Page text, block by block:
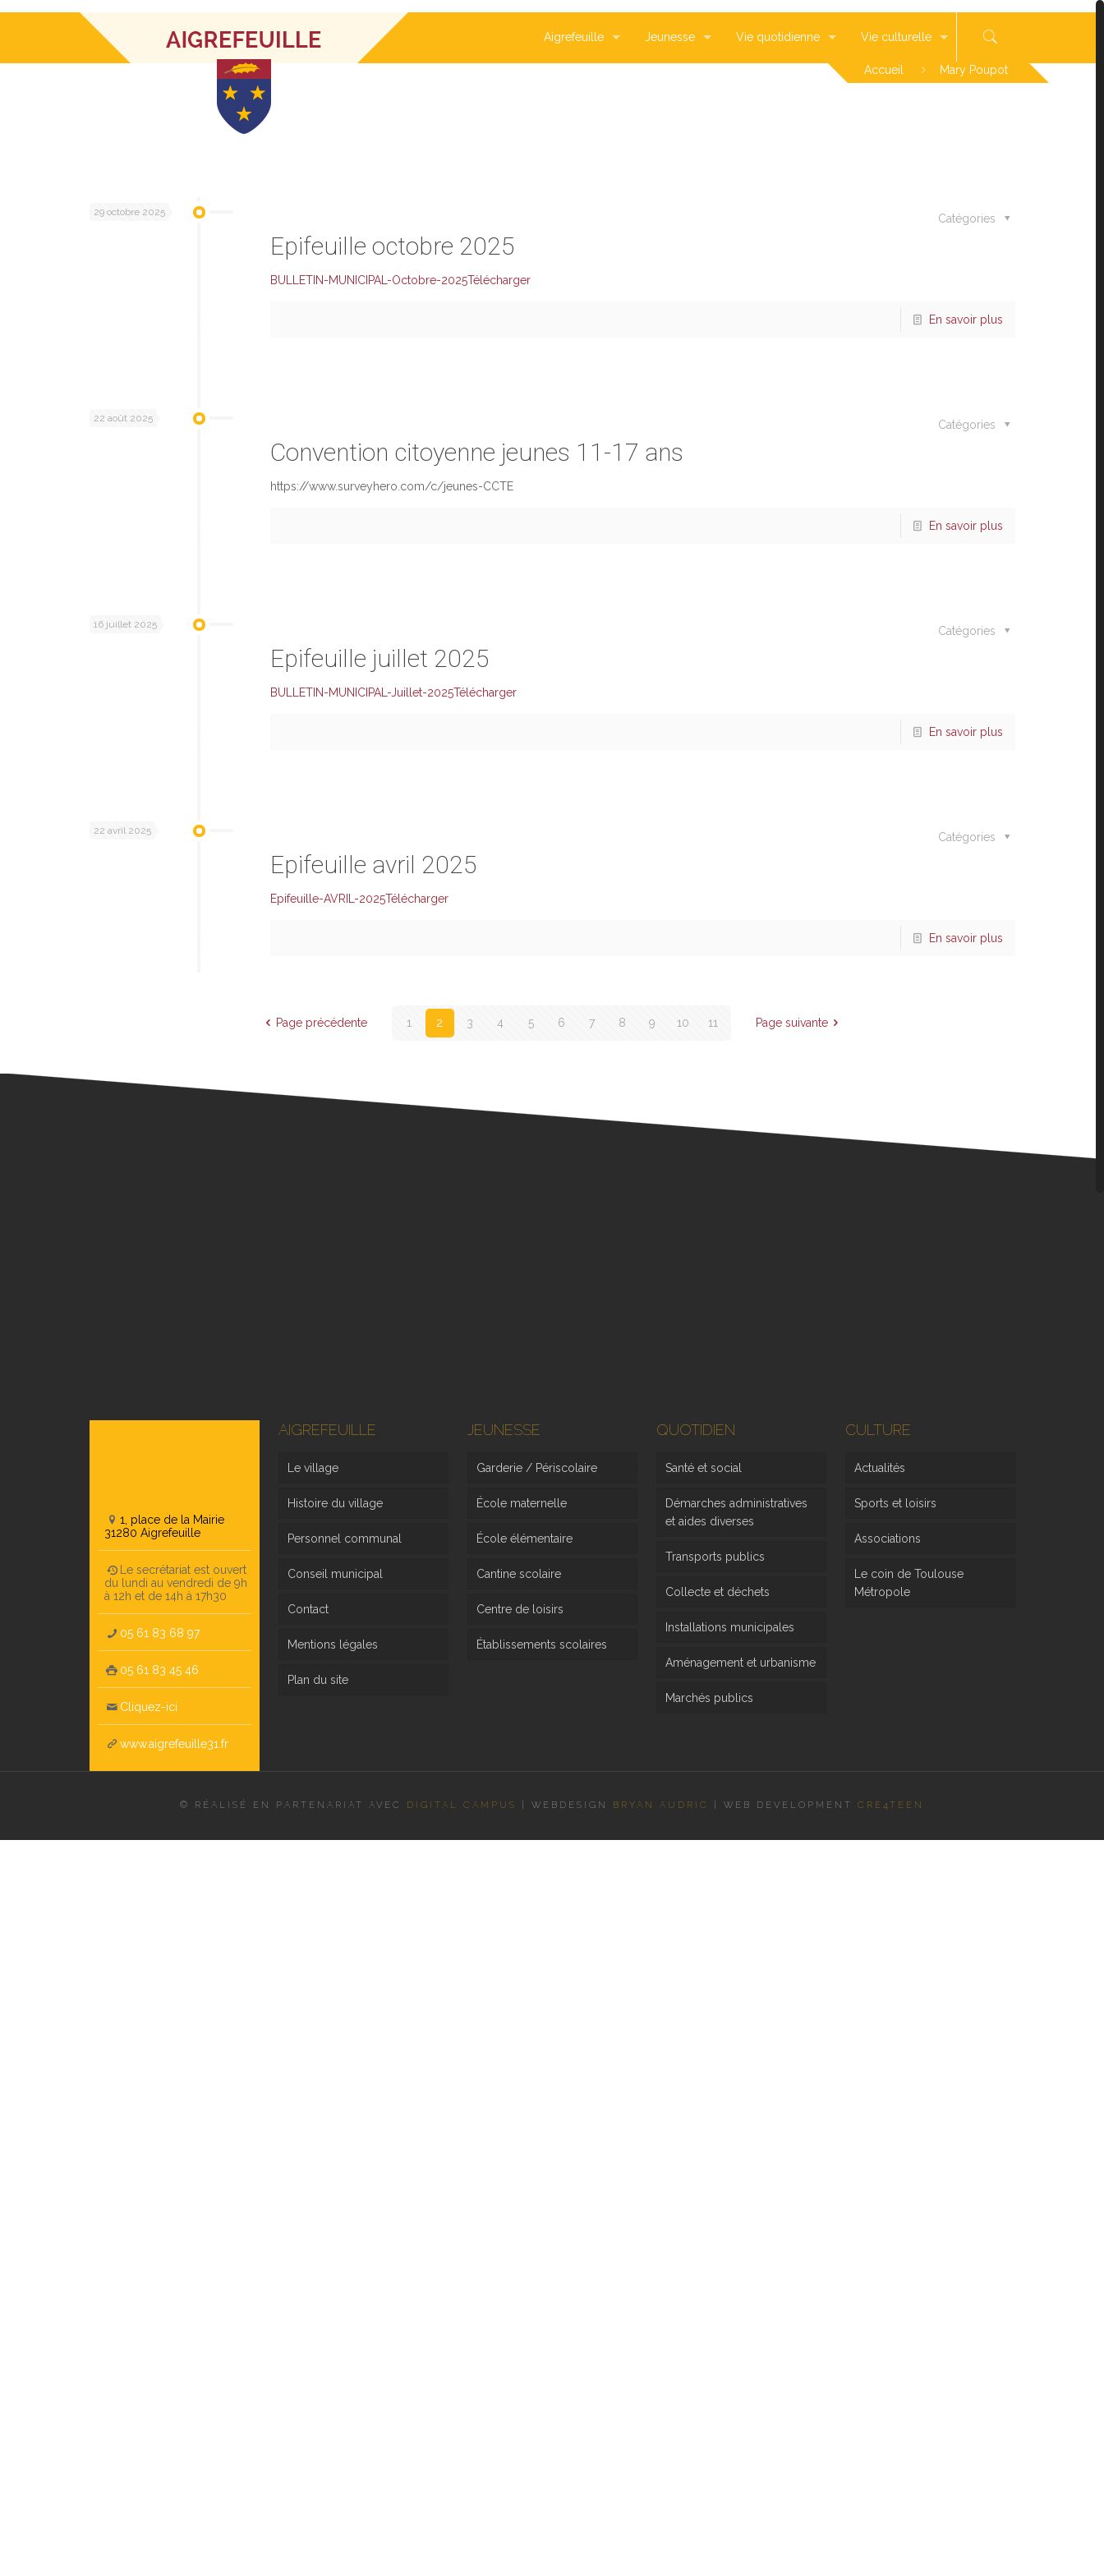
Aigrefeuille Jeunesse Vie quotidienne Vie culturelle
MARY POUPOT Accueil Mary Poupot
29 octobre 2025 Catégories
Epifeuille octobre 2025
BULLETIN-MUNICIPAL-Octobre-2025Télécharger
En savoir plus
22 août 2025 Catégories
Convention citoyenne jeunes 11-17 ans
https://www.surveyhero.com/c/jeunes-CCTE
En savoir plus
16 juillet 2025 Catégories
Epifeuille juillet 2025
BULLETIN-MUNICIPAL-Juillet-2025Télécharger
En savoir plus
22 avril 2025 Catégories
Epifeuille avril 2025
Epifeuille-AVRIL-2025Télécharger
En savoir plus
Page précédente 1 2 3 4 5 6 7 8 9 10 11 Page suivante
1, place de la Mairie
31280 Aigrefeuille
Le secrétariat est ouvert
du lundi au vendredi de 9h
à 12h et de 14h à 17h30
05 61 83 68 97
05 61 83 45 46
Cliquez-ici
www.aigrefeuille31.fr
AIGREFEUILLE
Le village
Histoire du village
Personnel communal
Conseil municipal
Contact
Mentions légales
Plan du site
JEUNESSE
Garderie / Périscolaire
École maternelle
École élémentaire
Cantine scolaire
Centre de loisirs
Établissements scolaires
QUOTIDIEN
Santé et social
Démarches administratives
et aides diverses
Transports publics
Collecte et déchets
Installations municipales
Aménagement et urbanisme
Marchés publics
CULTURE
Actualités
Sports et loisirs
Associations
Le coin de Toulouse
Métropole
© RÉALISÉ EN PARTENARIAT AVEC DIGITAL CAMPUS WEBDESIGN BRYAN AUDRIC WEB DEVELOPMENT CRE4TEEN